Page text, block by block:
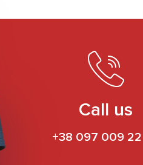
Call us
+38 097 009